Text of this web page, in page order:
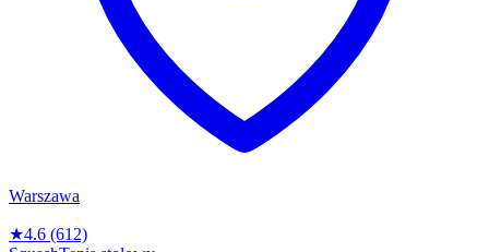
Warszawa
★4.6 (612)